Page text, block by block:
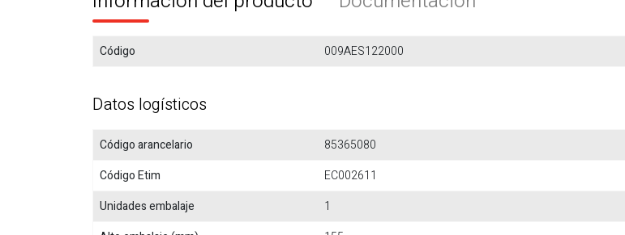
Código 009AES122000
Datos logísticos
Código arancelario
85365080
Código Etim
EC002611
Unidades embalaje
1